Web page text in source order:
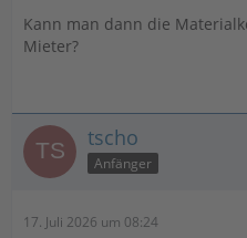
Kann man dann die
Mieter?
tscho
Anfänger
17. Juli 2026 um 08:24